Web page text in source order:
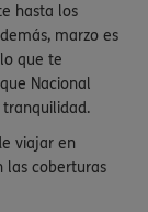
hasta los
marzo es
que te
Nacional
viajar en
las coberturas